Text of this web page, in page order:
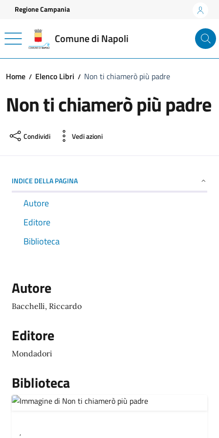
Vai ai contenuti
Vai al footer
Regione Campania
Comune di Napoli
Home Elenco Libri Non ti chiamerò più padre
Non ti chiamerò più padre
Condividi Vedi azioni
INDICE DELLA PAGINA
Autore
Editore
Biblioteca
Autore
Bacchelli, Riccardo
Editore
Mondadori
Biblioteca
,